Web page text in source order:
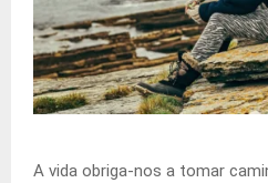
A vida obriga-nos a tomar